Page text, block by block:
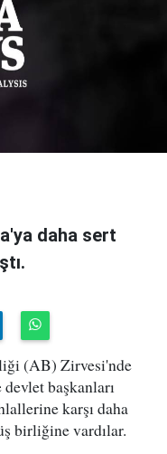
daha sert
(AB) Zirvesi'nde
başkanları
karşı daha
birliğine vardılar.